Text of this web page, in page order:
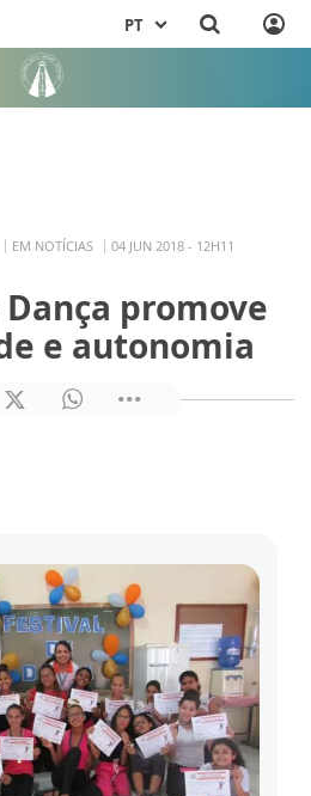
PT
EM NOTÍCIAS 04 JUN 2018 - 12H11
promove
e autonomia